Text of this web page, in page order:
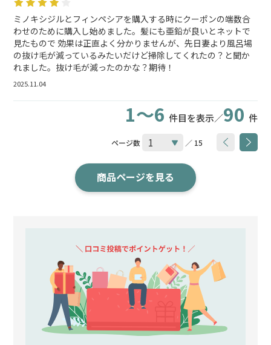
ミノキシジルとフィンペシアを購入する時にクーポンの端数合
わせのために購入し始めました。髪にも亜鉛が良いとネットで
見たもので 効果は正直よく分かりませんが、先日妻より風呂場
の抜け毛が減っているみたいだけど掃除してくれたの？と聞か
れました。抜け毛が減ったのかな？期待！
2025.11.04
1～6 件目を表示／90 件
ページ数 ／ 15
商品ページを見る